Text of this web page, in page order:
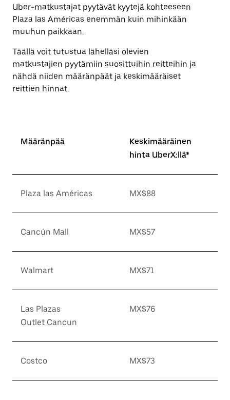
Uber-matkustajat pyytävät kyytejä kohteeseen
Plaza las Américas enemmän kuin mihinkään
muuhun paikkaan.
Täällä voit tutustua lähelläsi olevien
matkustajien pyytämiin suosittuihin reitteihin ja
nähdä niiden määränpäät ja keskimääräiset
reittien hinnat.
Määränpää
Keskimääräinen
hinta UberX:llä*
Plaza las Américas MX$88
Cancún Mall MX$57
Walmart MX$71
Las Plazas
Outlet Cancun
MX$76
Costco MX$73